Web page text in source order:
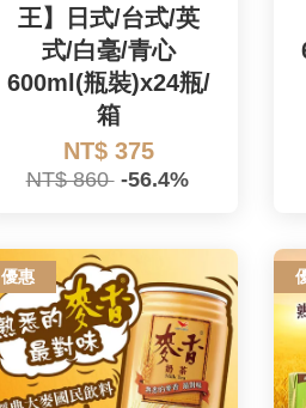
王】日式/台式/英
式/白毫/青心
600ml(瓶裝)x24瓶/
箱
NT$ 375
NT$ 860 -56.4%
優惠